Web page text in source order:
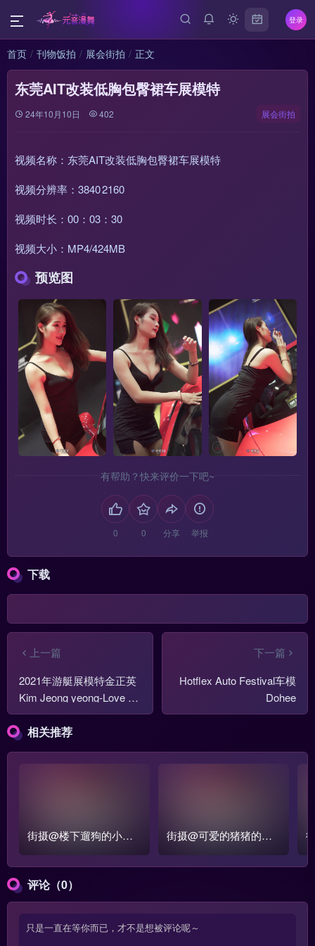
登录
首页 刊物饭拍 展会街拍 正文
东莞AIT改装低胸包臀裙车展模特
24年10月10日 402 展会街拍
视频名称：东莞AIT改装低胸包臀裙车展模特
视频分辨率：3840 2160
视频时长：00：03：30
视频大小：MP4/424MB
预览图
有帮助？快来评价一下吧~
分享 举报
下载
上一篇
2021年游艇展模特金正英
Kim Jeong yeong-Love M
e like a Stranger
下一篇
Hotflex Auto Festival车模
Dohee
相关推荐
街摄@楼下遛狗的小姐
姐瑜伽裤街拍合集
街摄@可爱的猪猪的女
孩街拍作品合集
评论（0）